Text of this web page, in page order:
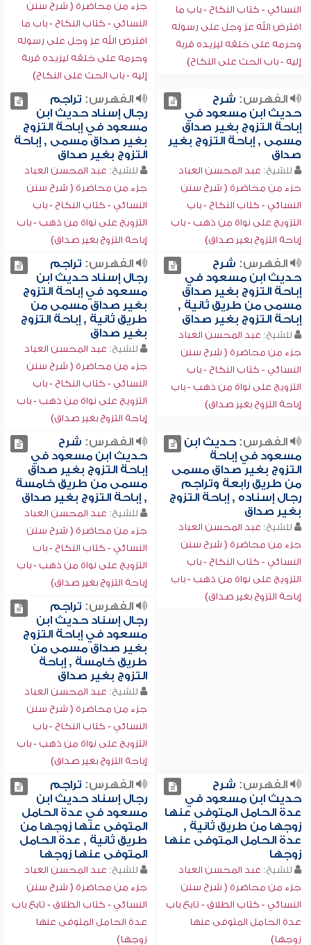
النسائي - كتاب النكاح - باب ما
افترض الله عز وجل على رسوله
وحرمه على خلقه ليزيده قربة
إليه - باب الحث على النكاح)
جزء من محاضرة ( شرح سنن
النسائي - كتاب النكاح - باب ما
افترض الله عز وجل على رسوله
وحرمه على خلقه ليزيده قربة
إليه - باب الحث على النكاح)
الفهرس: شرح
حديث ابن مسعود في
إباحة التزوج بغير صداق
مسمى , إباحة التزوج بغير
صداق
للشيخ: عبد المحسن العباد
جزء من محاضرة ( شرح سنن
النسائي - كتاب النكاح - باب
التزويج على نواة من ذهب - باب
إباحة التزوج بغير صداق)
الفهرس: تراجم
رجال إسناد حديث ابن
مسعود في إباحة التزوج
بغير صداق مسمى , إباحة
التزوج بغير صداق
للشيخ: عبد المحسن العباد
جزء من محاضرة ( شرح سنن
النسائي - كتاب النكاح - باب
التزويج على نواة من ذهب - باب
إباحة التزوج بغير صداق)
الفهرس: شرح
حديث ابن مسعود في
إباحة التزوج بغير صداق
مسمى من طريق ثانية ,
إباحة التزوج بغير صداق
للشيخ: عبد المحسن العباد
جزء من محاضرة ( شرح سنن
النسائي - كتاب النكاح - باب
التزويج على نواة من ذهب - باب
إباحة التزوج بغير صداق)
الفهرس: تراجم
رجال إسناد حديث ابن
مسعود في إباحة التزوج
بغير صداق مسمى من
طريق ثانية , إباحة التزوج
بغير صداق
للشيخ: عبد المحسن العباد
جزء من محاضرة ( شرح سنن
النسائي - كتاب النكاح - باب
التزويج على نواة من ذهب - باب
إباحة التزوج بغير صداق)
الفهرس:حديث ابن
مسعود في إباحة
التزوج بغير صداق مسمى
من طريق رابعة وتراجم
رجال إسناده , إباحة التزوج
بغير صداق
للشيخ: عبد المحسن العباد
جزء من محاضرة ( شرح سنن
النسائي - كتاب النكاح - باب
التزويج على نواة من ذهب - باب
إباحة التزوج بغير صداق)
الفهرس: شرح
حديث ابن مسعود في
إباحة التزوج بغير صداق
مسمى من طريق خامسة
, إباحة التزوج بغير صداق
للشيخ: عبد المحسن العباد
جزء من محاضرة ( شرح سنن
النسائي - كتاب النكاح - باب
التزويج على نواة من ذهب - باب
إباحة التزوج بغير صداق)
الفهرس: تراجم
رجال إسناد حديث ابن
مسعود في إباحة التزوج
بغير صداق مسمى من
طريق خامسة , إباحة
التزوج بغير صداق
للشيخ: عبد المحسن العباد
جزء من محاضرة ( شرح سنن
النسائي - كتاب النكاح - باب
التزويج على نواة من ذهب - باب
إباحة التزوج بغير صداق)
الفهرس: شرح
حديث ابن مسعود في
عدة الحامل المتوفى عنها
زوجها من طريق ثانية ,
عدة الحامل المتوفى عنها
زوجها
للشيخ: عبد المحسن العباد
جزء من محاضرة ( شرح سنن
النسائي - كتاب الطلاق - تابع باب
عدة الحامل المتوفى عنها
زوجها)
الفهرس: تراجم
رجال إسناد حديث ابن
مسعود في عدة الحامل
المتوفى عنها زوجها من
طريق ثانية , عدة الحامل
المتوفى عنها زوجها
للشيخ: عبد المحسن العباد
جزء من محاضرة ( شرح سنن
النسائي - كتاب الطلاق - تابع باب
عدة الحامل المتوفى عنها
زوجها)